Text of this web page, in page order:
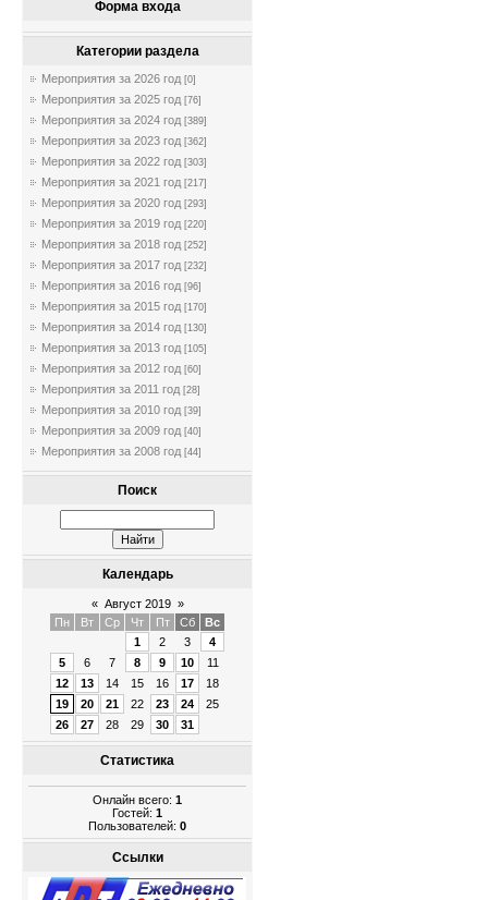
Форма входа
Категории раздела
Мероприятия за 2026 год [0]
Мероприятия за 2025 год [76]
Мероприятия за 2024 год [389]
Мероприятия за 2023 год [362]
Мероприятия за 2022 год [303]
Мероприятия за 2021 год [217]
Мероприятия за 2020 год [293]
Мероприятия за 2019 год [220]
Мероприятия за 2018 год [252]
Мероприятия за 2017 год [232]
Мероприятия за 2016 год [96]
Мероприятия за 2015 год [170]
Мероприятия за 2014 год [130]
Мероприятия за 2013 год [105]
Мероприятия за 2012 год [60]
Мероприятия за 2011 год [28]
Мероприятия за 2010 год [39]
Мероприятия за 2009 год [40]
Мероприятия за 2008 год [44]
Поиск
Календарь
« Август 2019 »
Пн
Вт Ср Чт Пт Сб
Вс
1
2 3
4
5
6 7 8 9 10
11
12
13 14 15 16 17
18
19
20 21 22 23 24
25
26
27 28 29 30 31
Статистика
Онлайн всего: 1
Гостей: 1
Пользователей: 0
Ссылки